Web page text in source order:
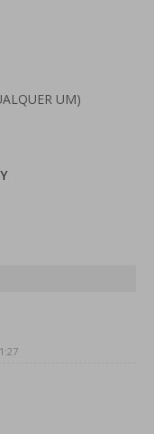
UM)